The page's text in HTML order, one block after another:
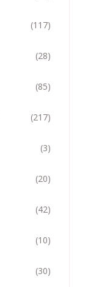
(117)
(28)
(85)
(217)
(3)
(20)
(42)
(10)
(30)